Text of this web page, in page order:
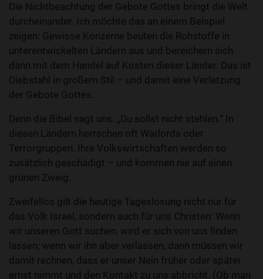
Die Nichtbeachtung der Gebote Gottes bringt die Welt
durcheinander. Ich möchte das an einem Beispiel
zeigen: Gewisse Konzerne beuten die Rohstoffe in
unterentwickelten Ländern aus und bereichern sich
dann mit dem Handel auf Kosten dieser Länder. Das ist
Diebstahl in großem Stil – und damit eine Verletzung
der Gebote Gottes.
Denn die Bibel sagt uns: „Du sollst nicht stehlen.“ In
diesen Ländern herrschen oft Warlords oder
Terrorgruppen. Ihre Volkswirtschaften werden so
zusätzlich geschädigt – und kommen nie auf einen
grünen Zweig.
Zweifellos gilt die heutige Tageslosung nicht nur für
das Volk Israel, sondern auch für uns Christen: Wenn
wir unseren Gott suchen, wird er sich von uns finden
lassen; wenn wir ihn aber verlassen, dann müssen wir
damit rechnen, dass er unser Nein früher oder später
ernst nimmt und den Kontakt zu uns abbricht. (Ob man